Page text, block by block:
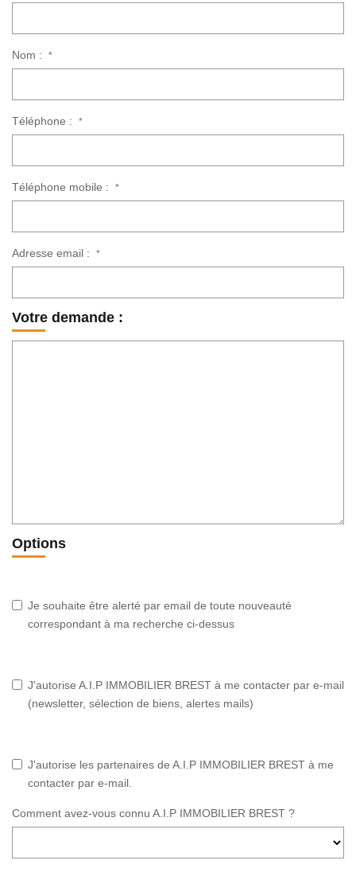
Nom : *
Téléphone : *
Téléphone mobile : *
Adresse email : *
Votre demande :
Options
Je souhaite être alerté par email de toute nouveauté
correspondant à ma recherche ci-dessus
J'autorise A.I.P IMMOBILIER BREST à me contacter par e-mail
(newsletter, sélection de biens, alertes mails)
J'autorise les partenaires de A.I.P IMMOBILIER BREST à me
contacter par e-mail.
Comment avez-vous connu A.I.P IMMOBILIER BREST ?